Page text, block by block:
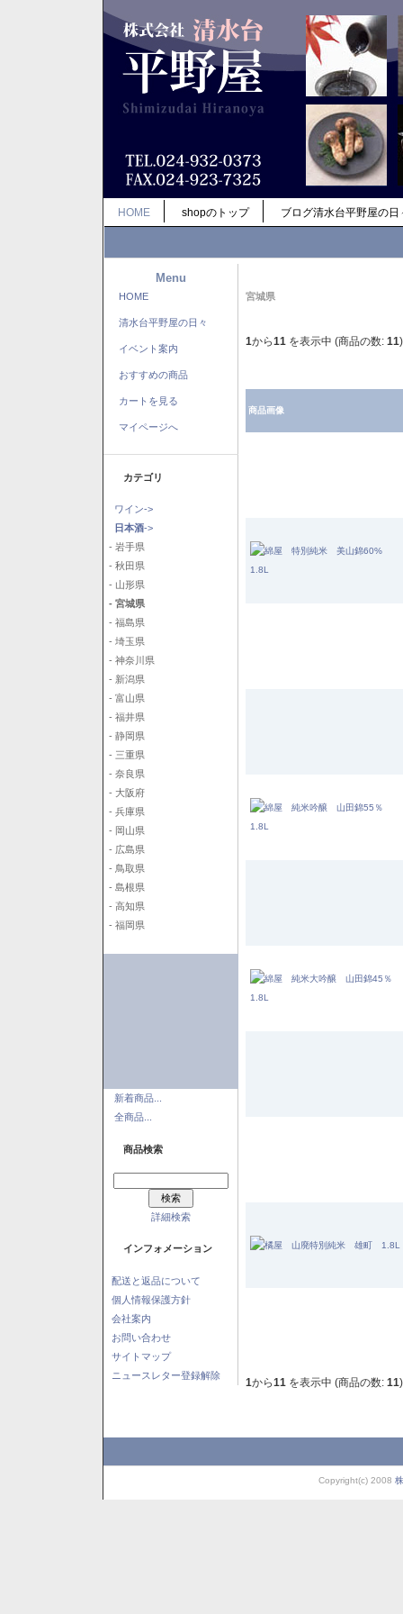
HOME shopのトップ ブログ清水台平野屋の日
Menu
HOME
清水台平野屋の日々
イベント案内
おすすめの商品
カートを見る
マイページへ
カテゴリ
ワイン->
日本酒->
- 岩手県
- 秋田県
- 山形県
- 宮城県
- 福島県
- 埼玉県
- 神奈川県
- 新潟県
- 富山県
- 福井県
- 静岡県
- 三重県
- 奈良県
- 大阪府
- 兵庫県
- 岡山県
- 広島県
- 鳥取県
- 島根県
- 高知県
- 福岡県
新着商品...
全商品...
商品検索
詳細検索
インフォメーション
配送と返品について
個人情報保護方針
会社案内
お問い合わせ
サイトマップ
ニュースレター登録解除
宮城県
1から11 を表示中 (商品の数: 11)
商品画像
1から11 を表示中 (商品の数: 11)
Copyright(c) 2008